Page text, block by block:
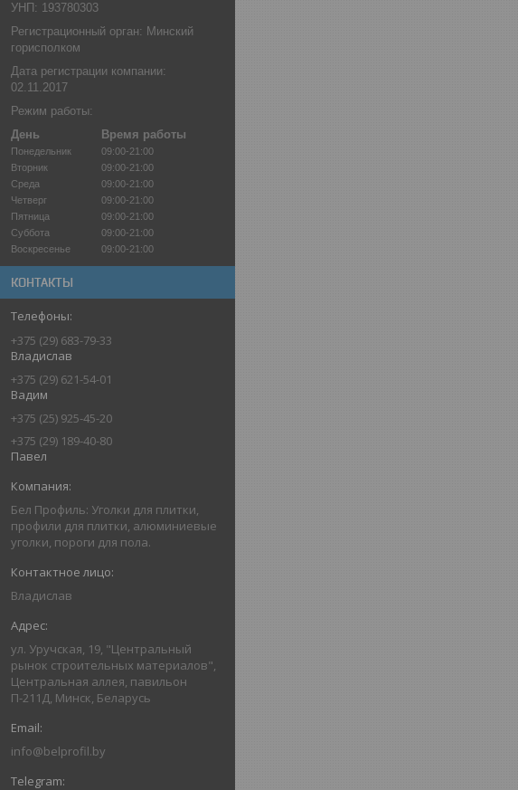
УНП: 193780303
Регистрационный орган: Минский
горисполком
Дата регистрации компании:
02.11.2017
Режим работы:
День
Время работы
Понедельник
09:00-21:00
Вторник
09:00-21:00
Среда
09:00-21:00
Четверг
09:00-21:00
Пятница
09:00-21:00
Суббота
09:00-21:00
Воскресенье
09:00-21:00
КОНТАКТЫ
+375 (29) 683-79-33
Владислав
+375 (29) 621-54-01
Вадим
+375 (25) 925-45-20
+375 (29) 189-40-80
Павел
Бел Профиль: Уголки для плитки,
профили для плитки, алюминиевые
уголки, пороги для пола.
Владислав
ул. Уручская, 19, "Центральный
рынок строительных материалов",
Центральная аллея, павильон
П-211Д, Минск, Беларусь
info@belprofil.by